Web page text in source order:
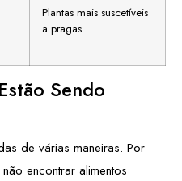
Plantas mais suscetíveis
a pragas
Sendo
de várias maneiras. Por
encontrar alimentos